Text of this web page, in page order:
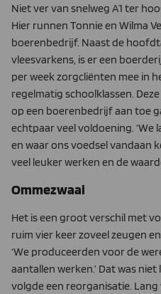
Niet ver van snelweg A1 ter
Hier runnen Tonnie en Wilma
boerenbedrijf. Naast de
vleesvarkens, is er een
per week zorgcliënten mee in
regelmatig schoolklassen.
op een boerenbedrijf aan toe
echtpaar veel voldoening. ‘We
en waar ons voedsel vandaan
veel leu­ker werken en de
Ommezwaai
Het is een groot verschil met
ruim vier keer zoveel zeugen
‘We pro­duceerden voor de
aan­tallen werken.’ Dat was
volgde een reorganisatie.